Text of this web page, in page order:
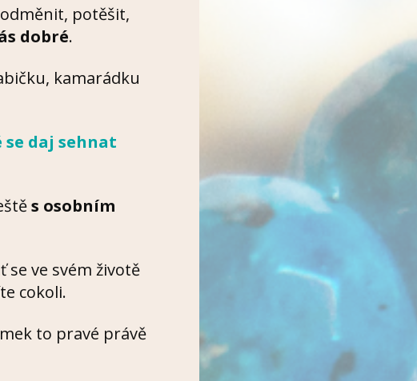
potěšit,
dobré.
kamarádku
daj sehnat
s osobním
se ve svém životě
cokoli.
to pravé právě